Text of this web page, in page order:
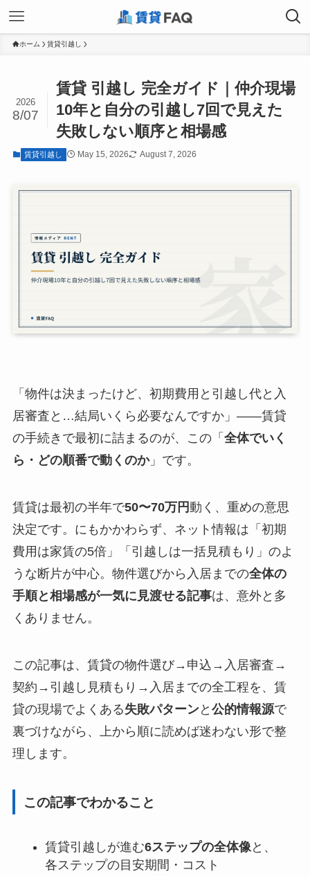
ホーム 賃貸引越し
賃貸 引越し 完全ガイド｜仲介現場
10年と自分の引越し7回で見えた
失敗しない順序と相場感
2026
8/07
賃貸引越し May 15, 2026 August 7, 2026
「物件は決まったけど、初期費用と引越し代と入
居審査と…結局いくら必要なんですか」——賃貸
の手続きで最初に詰まるのが、この「 全体でいく
ら・どの順番で動くのか」です。
賃貸は最初の半年で50〜70万円動く、重めの意思
決定です。にもかかわらず、ネット情報は「初期
費用は家賃の5倍」「引越しは一括見積もり」のよ
うな断片が中心。物件選びから入居までの全体の
手順と相場感が一気に見渡せる記事は、意外と多
くありません。
この記事は、賃貸の物件選び→申込→入居審査→
契約→引越し見積もり→入居までの全工程を、賃
貸の現場でよくある失敗パターンと 公的情報源で
裏づけながら、上から順に読めば迷わない形で整
理します。
この記事でわかること
賃貸引越しが進む6ステップの全体像と、
各ステップの目安期間・コスト